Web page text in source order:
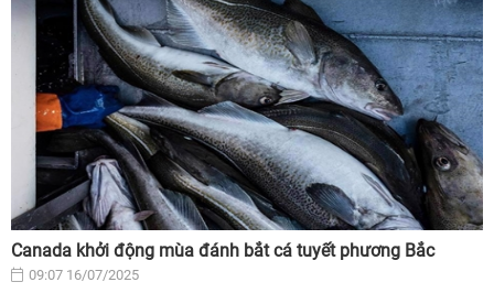
Canada khởi động mùa đánh bắt cá tuyết phương Bắc
09:07 16/07/2025